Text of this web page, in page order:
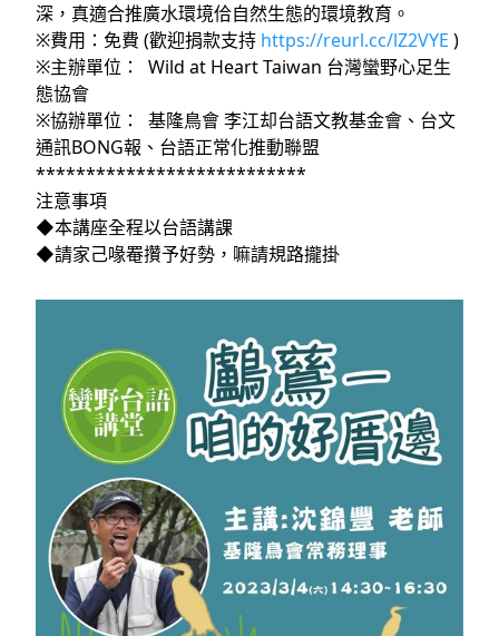
深，真適合推廣水環境佮自然生態的環境教育。
※費用：免費 (歡迎捐款支持 https://reurl.cc/lZ2VYE )
※主辦單位： Wild at Heart Taiwan 台灣蠻野心足生
態協會
※協辦單位： 基隆鳥會 李江却台語文教基金會、台文
通訊BONG報、台語正常化推動聯盟
***************************
注意事項
◆本講座全程以台語講課
◆請家己喙罨攢予好勢，嘛請規路攏掛